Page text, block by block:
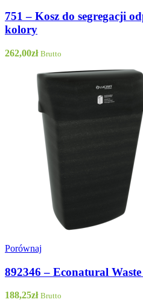
751 – Kosz do segregacji
kolory
262,00zł Brutto
Porównaj
892346 – Econatural
188,25zł Brutto